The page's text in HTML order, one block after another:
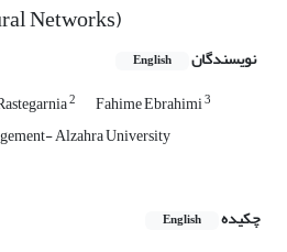
Networks)
نویسندگان English
2 Fahime Ebrahimi3
Alzahra University
چکیده
English